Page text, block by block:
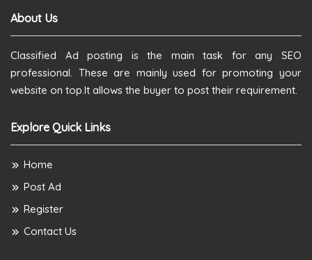
About Us
Classified Ad posting is the main task for any SEO
professional. These are mainly used for promoting your
website on top.It allows the buyer to post their requirement.
Explore Quick Links
Home
Post Ad
Register
Contact Us